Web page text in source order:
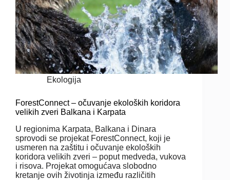
Ekologija
ForestConnect – očuvanje ekoloških koridora
velikih zveri Balkana i Karpata
U regionima Karpata, Balkana i Dinara
sprovodi se projekat ForestConnect, koji je
usmeren na zaštitu i očuvanje ekoloških
koridora velikih zveri – poput medveda, vukova
i risova. Projekat omogućava slobodno
kretanje ovih životinja između različitih